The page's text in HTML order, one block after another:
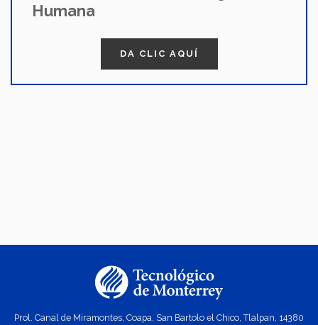
Humana
DA CLIC AQUÍ
Prol. Canal de Miramontes, Coapa, San Bartolo el Chico, Tlalpan, 14380